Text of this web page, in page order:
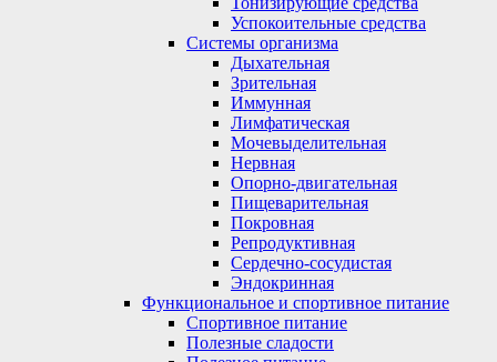
Успокоительные средства
Системы организма
Дыхательная
Зрительная
Иммунная
Лимфатическая
Мочевыделительная
Нервная
Опорно-двигательная
Пищеварительная
Покровная
Репродуктивная
Сердечно-сосудистая
Эндокринная
Функциональное и спортивное питание
Спортивное питание
Полезные сладости